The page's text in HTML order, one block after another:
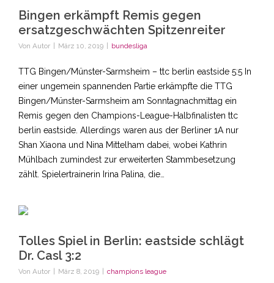
Bingen erkämpft Remis gegen
ersatzgeschwächten Spitzenreiter
Von Autor März 10, 2019 bundesliga
TTG Bingen/Münster-Sarmsheim – ttc berlin eastside 5:5 In
einer ungemein spannenden Partie erkämpfte die TTG
Bingen/Münster-Sarmsheim am Sonntagnachmittag ein
Remis gegen den Champions-League-Halbfinalisten ttc
berlin eastside. Allerdings waren aus der Berliner 1A nur
Shan Xiaona und Nina Mittelham dabei, wobei Kathrin
Mühlbach zumindest zur erweiterten Stammbesetzung
zählt. Spielertrainerin Irina Palina, die…
Tolles Spiel in Berlin: eastside schlägt
Dr. Casl 3:2
Von Autor März 8, 2019 champions league